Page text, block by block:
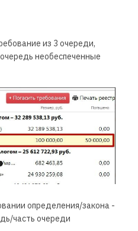
из 3 очереди,
необеспеченные
определения/закона -
часть очереди